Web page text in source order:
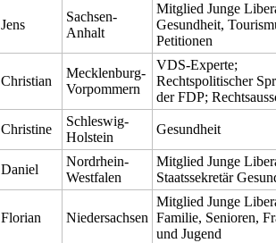
Jens
Sachsen-
Anhalt
Mitglied Junge
Gesundheit,
Petitionen
Christian
Mecklenburg-
Vorpommern
VDS-Experte;
Rechtspolitischer
der FDP;
Christine
Schleswig-
Holstein
Gesundheit
Daniel
Nordrhein-
Westfalen
Mitglied Junge
Staatssekretär
Florian Niedersachsen
Mitglied Junge
Familie, Senioren,
und Jugend